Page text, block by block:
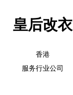
皇后改衣
香港
服务行业公司